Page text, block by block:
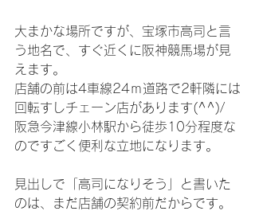
大まかな場所ですが、宝塚市高司と言
う地名で、すぐ近くに阪神競馬場が見
えます。
店舗の前は4車線24ｍ道路で2軒隣には
回転すしチェーン店があります(^^)/
阪急今津線小林駅から徒歩10分程度な
のですごく便利な立地になります。
見出しで「高司になりそう」と書いた
のは、まだ店舗の契約前だからです。